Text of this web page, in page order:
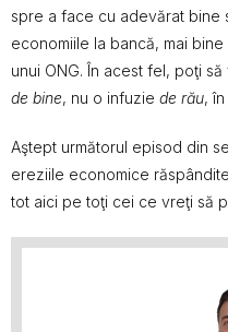
spre a face cu adevărat bine
economiile la bancă, mai
unui ONG. În acest fel, poţi
de bine, nu o infuzie de rău,
Aştept următorul episod din
ereziile economice
tot aici pe toţi cei ce vreţi să